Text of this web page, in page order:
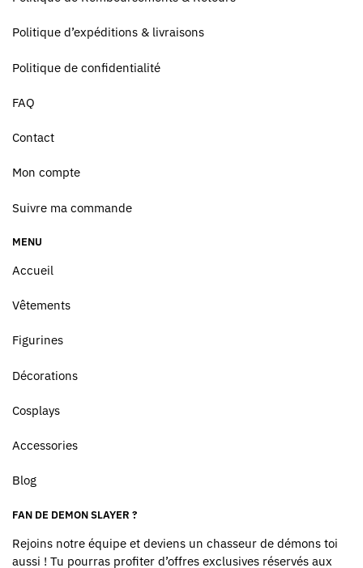
Politique d’expéditions & livraisons
Politique de confidentialité
FAQ
Contact
Mon compte
Suivre ma commande
MENU
Accueil
Vêtements
Figurines
Décorations
Cosplays
Accessories
Blog
FAN DE DEMON SLAYER ?
Rejoins notre équipe et deviens un chasseur de démons toi
aussi ! Tu pourras profiter d’offres exclusives réservés aux